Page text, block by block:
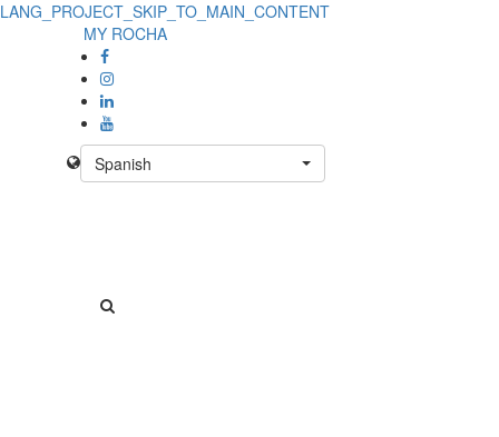
LANG_PROJECT_SKIP_TO_MAIN_CONTENT
MY ROCHA
Spanish